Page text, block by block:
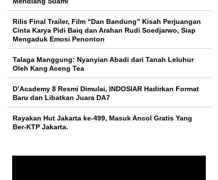
Rilis Final Trailer, Film “Dan Bandung” Kisah Perjuangan
Cinta Karya Pidi Baiq dan Arahan Rudi Soedjarwo, Siap
Mengaduk Emosi Penonton
Talaga Manggung: Nyanyian Abadi dari Tanah Leluhur
Oleh Kang Aceng Tea
D’Academy 8 Resmi Dimulai, INDOSIAR Hadirkan Format
Baru dan Libatkan Juara DA7
Rayakan Hut Jakarta ke-499, Masuk Ancol Gratis Yang
Ber-KTP Jakarta.